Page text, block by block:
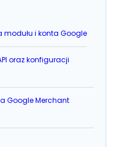
i konta Google
oraz konfiguracji
Google Merchant